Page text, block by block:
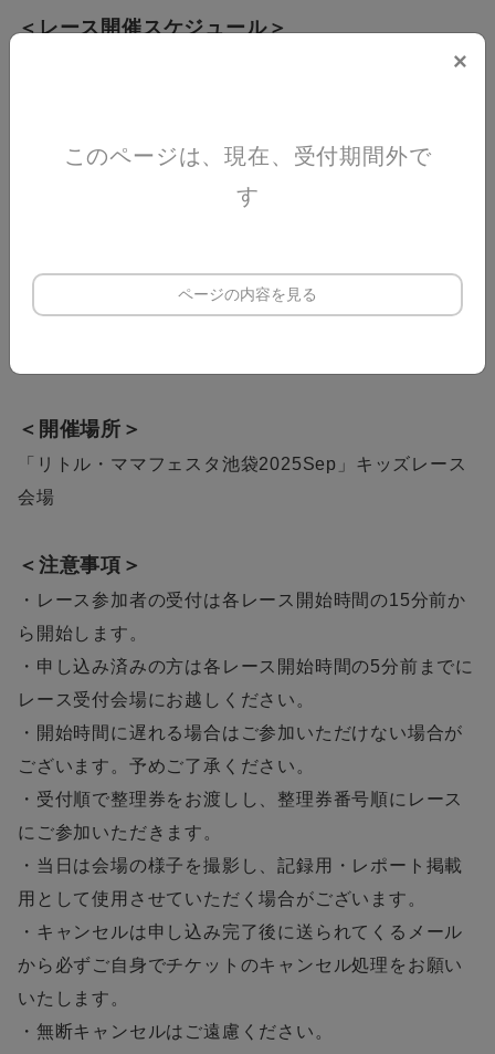
＜レース開催スケジュール＞
＜開催場所＞
「リトル・ママフェスタ池袋2025Sep」キッズレース
会場
＜注意事項＞
・レース参加者の受付は各レース開始時間の15分前か
ら開始します。
・申し込み済みの方は各レース開始時間の5分前までに
レース受付会場にお越しください。
・開始時間に遅れる場合はご参加いただけない場合が
ございます。予めご了承ください。
・受付順で整理券をお渡しし、整理券番号順にレース
にご参加いただきます。
・当日は会場の様子を撮影し、記録用・レポート掲載
用として使用させていただく場合がございます。
・キャンセルは申し込み完了後に送られてくるメール
から必ずご自身でチケットのキャンセル処理をお願い
いたします。
・無断キャンセルはご遠慮ください。
×
このページは、現在、受付期間外で
す
ページの内容を見る